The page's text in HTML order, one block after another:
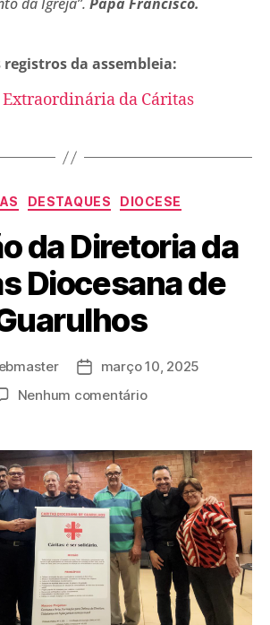
da Igreja”. Papa Francisco.
da assembleia:
DESTAQUES DIOCESE
da Diretoria da
Diocesana de
março 10, 2025
Nenhum comentário